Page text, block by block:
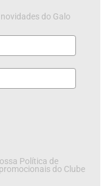
do Galo
Política de
do Clube